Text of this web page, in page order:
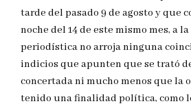
tarde del pasado 9 de agosto y que
noche del 14 de este mismo mes, a
periodística no arroja ninguna
indicios que apunten que se trató
concertada ni mucho menos que la
tenido una finalidad política, como